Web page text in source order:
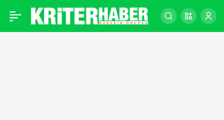
Türkiye atletizmi altyapısı 0